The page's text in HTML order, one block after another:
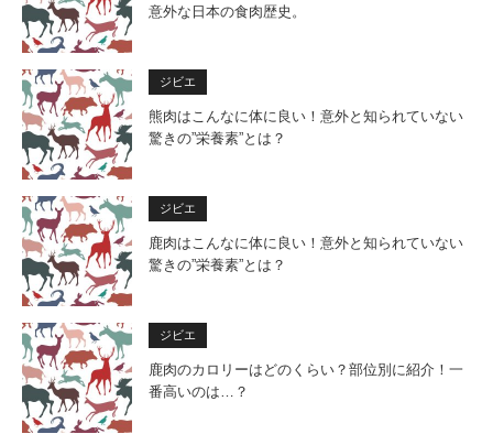
意外な日本の食肉歴史。
ジビエ
熊肉はこんなに体に良い！意外と知られていない
驚きの”栄養素”とは？
ジビエ
鹿肉はこんなに体に良い！意外と知られていない
驚きの”栄養素”とは？
ジビエ
鹿肉のカロリーはどのくらい？部位別に紹介！一
番高いのは…？